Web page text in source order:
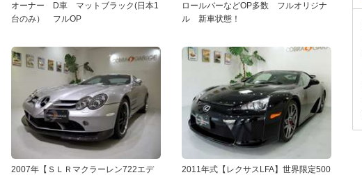
オーナー D車 マットブラック(日本1
台のみ） フルOP
ロールバーなどOP多数 フルオリジナ
ル 新車状態！
2007年【ＳＬＲマクラーレン722エデ
2011年式【レクサスLFA】世界限定500